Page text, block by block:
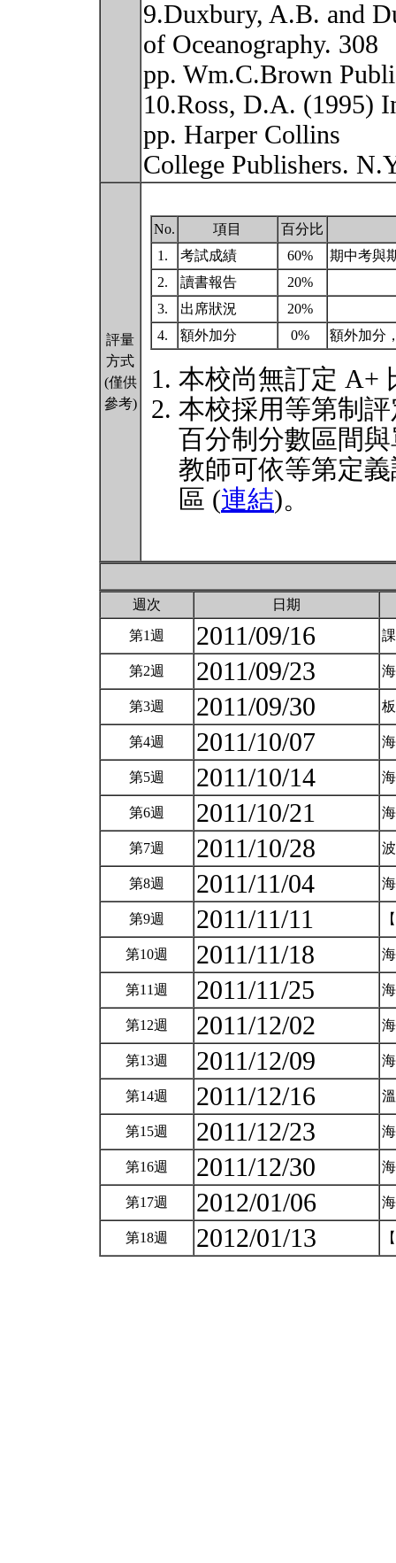
9.Duxbury, A.B. and
of Oceanography. 308
pp. Wm.C.Brown
10.Ross, D.A. (1995)
pp. Harper Collins
College Publishers.
評量
方式
(僅供
參考)
No. 項目
百分比
1.
考試成績 60%
期中考與
2.
讀書報告
20%
3.
出席狀況
20%
4.
額外加分 0% 額外加分
本校尚無訂定 A+
本校採用等第制
百分制分數區間
教師可依等第定
區 (連結)。
週次 日期
第1週 2011/09/16
第2週 2011/09/23
第3週 2011/09/30
第4週 2011/10/07
第5週 2011/10/14
第6週 2011/10/21
第7週 2011/10/28
第8週 2011/11/04
第9週 2011/11/11
第10週 2011/11/18
第11週 2011/11/25
第12週 2011/12/02
第13週 2011/12/09
第14週 2011/12/16
第15週 2011/12/23
第16週 2011/12/30
第17週 2012/01/06
第18週 2012/01/13